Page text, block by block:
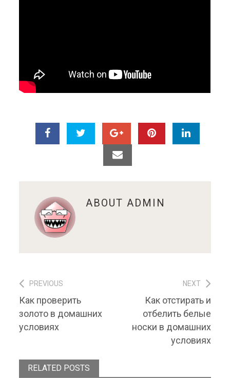
ABOUT ADMIN
Навигация по записям
PREVIOUS
Previous post:
Как проверить
золото в домашних
условиях
NEXT
Next post:
Как отстирать и
отбелить белые
носки в домашних
условиях
RELATED POSTS